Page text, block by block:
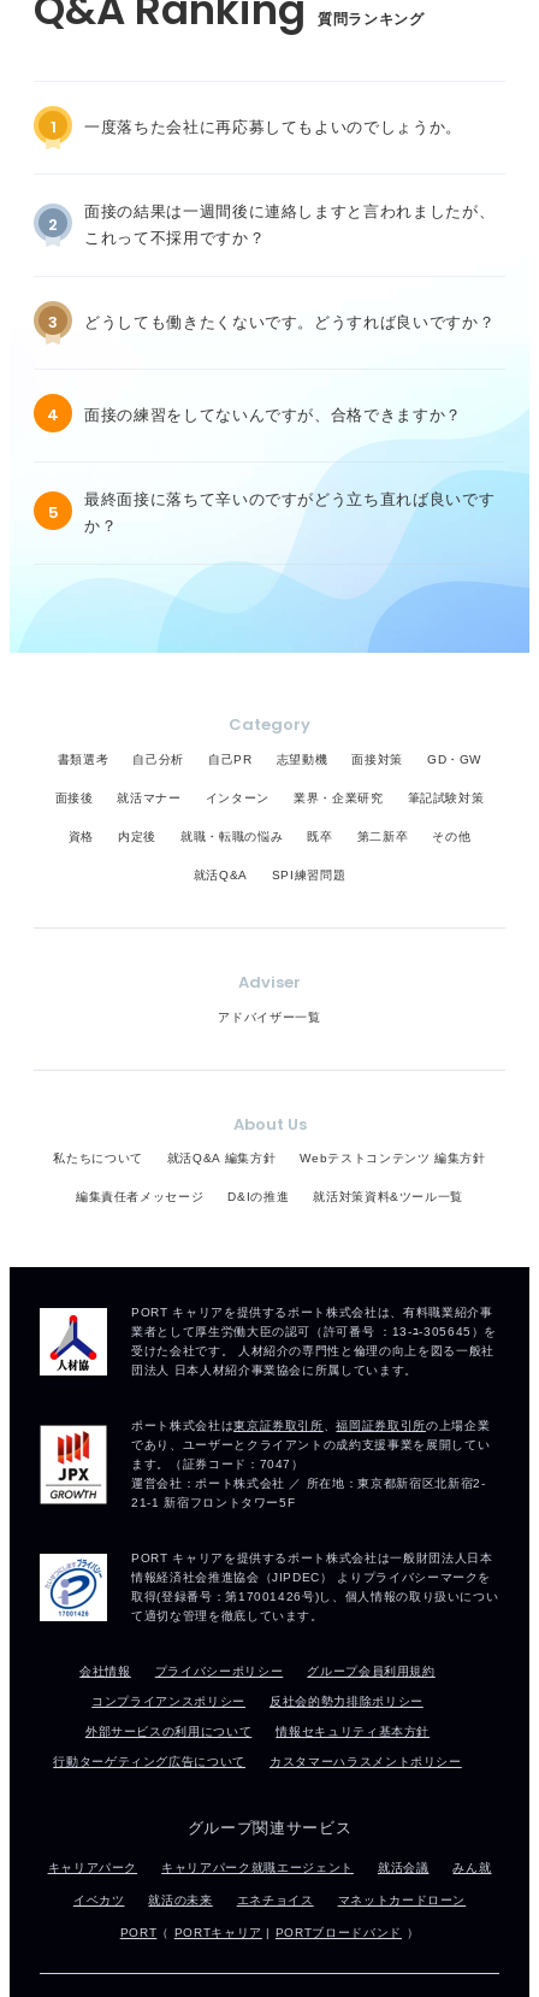
質問ランキング
1 一度落ちた会社に再応募してもよいのでしょうか。
2
面接の結果は一週間後に連絡しますと言われましたが、
これって不採用ですか？
3 どうしても働きたくないです。どうすれば良いですか？
4 面接の練習をしてないんですが、合格できますか？
5
最終面接に落ちて辛いのですがどう立ち直れば良いです
か？
Category
書類選考 自己分析 自己PR 志望動機 面接対策 GD・GW
面接後 就活マナー インターン 業界・企業研究 筆記試験対策
資格 内定後 就職・転職の悩み 既卒 第二新卒 その他
就活Q&A SPI練習問題
Adviser
アドバイザー一覧
About Us
私たちについて 就活Q&A 編集方針 Webテストコンテンツ 編集方針
編集責任者メッセージ D&Iの推進 就活対策資料&ツール一覧
会社情報 プライバシーポリシー グループ会員利用規約
コンプライアンスポリシー 反社会的勢力排除ポリシー
外部サービスの利用について 情報セキュリティ基本方針
行動ターゲティング広告について カスタマーハラスメントポリシー